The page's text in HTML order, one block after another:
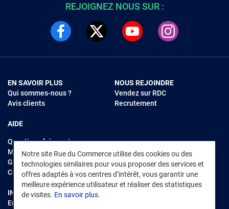
Notre site Rue du Commerce utilise des cookies ou des
technologies similaires pour vous proposer des services et
offres adaptés à vos centres d’intérêt, vous garantir une
meilleure expérience utilisateur et réaliser des statistiques
de visites. En savoir plus.
REJOIGNEZ NOUS SUR :
EN SAVOIR PLUS
Qui sommes-nous ?
Avis clients
AIDE
Questions fréquentes
Modes de règlements
Garantie et retours
Contacter Rue du Commerce
NOUS REJOINDRE
Vendez sur RDC
Recrutement
INFORMATIONS LÉGALES
Environnement